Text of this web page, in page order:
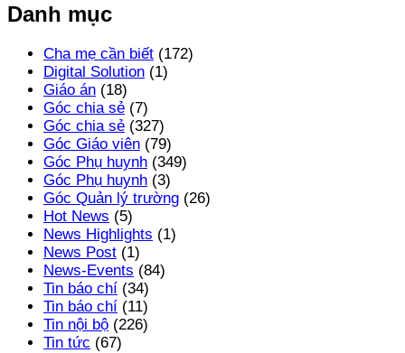
Danh mục
Cha mẹ cần biết (172)
Digital Solution (1)
Giáo án (18)
Góc chia sẻ (7)
Góc chia sẻ (327)
Góc Giáo viên (79)
Góc Phụ huynh (349)
Góc Phụ huynh (3)
Góc Quản lý trường (26)
Hot News (5)
News Highlights (1)
News Post (1)
News-Events (84)
Tin báo chí (34)
Tin báo chí (11)
Tin nội bộ (226)
Tin tức (67)